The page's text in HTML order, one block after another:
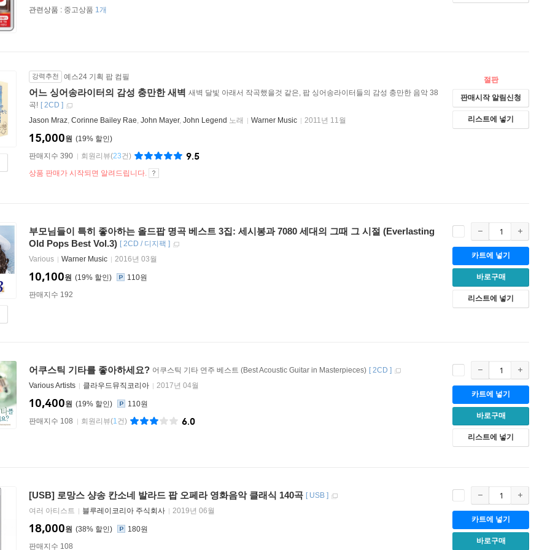
관련상품 : 중고상품 1개
강력추천 예스24 기획 팝 컴필
어느 싱어송라이터의 감성 충만한 새벽 새벽 달빛 아래서 작곡했을것 같은, 팝 싱어송라이터들의 감성 충만한 음악 38
곡! [2CD ]
Jason Mraz, Corinne Bailey Rae, John Mayer, John Legend 노래 Warner Music 2011년 11월
19%
15,000원
판매지수 390
회원리뷰(23건) 9.5
상품 판매가 시작되면 알려드립니다.
절판
판매시작 알림신청
리스트에 넣기
부모님들이 특히 좋아하는 올드팝 명곡 베스트 3집: 세시봉과 7080 세대의 그때 그 시절 (Everlasting
Old Pops Best Vol.3) [2CD / 디지팩 ]
Various
Warner Music 2016년 03월
19%
10,100원
110원
판매지수 192
카트에 넣기
바로구매
리스트에 넣기
어쿠스틱 기타를 좋아하세요? 어쿠스틱 기타 연주 베스트 (Best Acoustic Guitar in Masterpieces) [2CD ]
Various Artists
클라우드뮤직코리아 2017년 04월
19%
10,400원
110원
판매지수 108
회원리뷰(1건) 6.0
카트에 넣기
바로구매
리스트에 넣기
[USB] 로망스 샹송 칸소네 발라드 팝 오페라 영화음악 클래식 140곡 [ USB ]
여러 아티스트
블루레이코리아 주식회사 2019년 06월
38%
18,000원
180원
판매지수 108
카트에 넣기
바로구매